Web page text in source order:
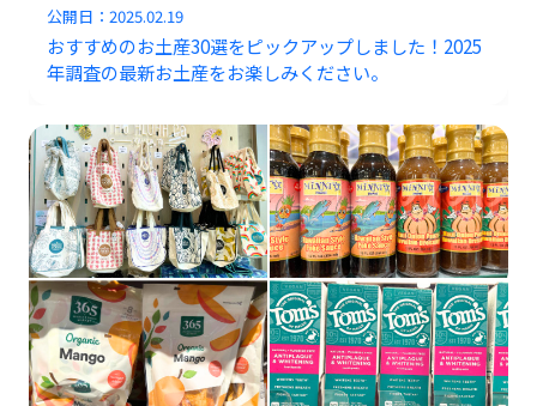
公開日：2025.02.19
おすすめのお土産30選をピックアップしました！2025
年調査の最新お土産をお楽しみください。